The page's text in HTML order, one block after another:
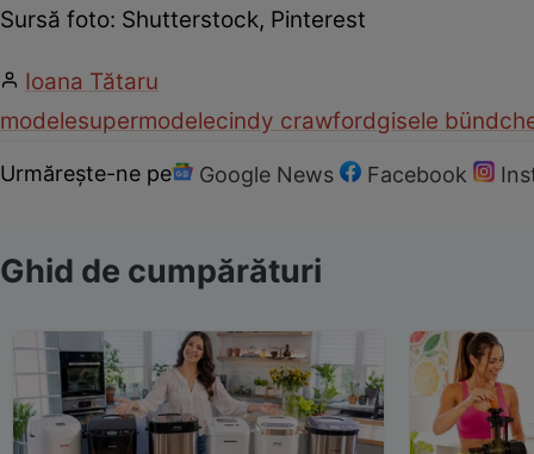
Sursă foto: Shutterstock, Pinterest
Ioana Tătaru
modelesupermodelecindy crawfordgisele
Urmărește-ne pe Google News Facebook
Ghid de cumpărături